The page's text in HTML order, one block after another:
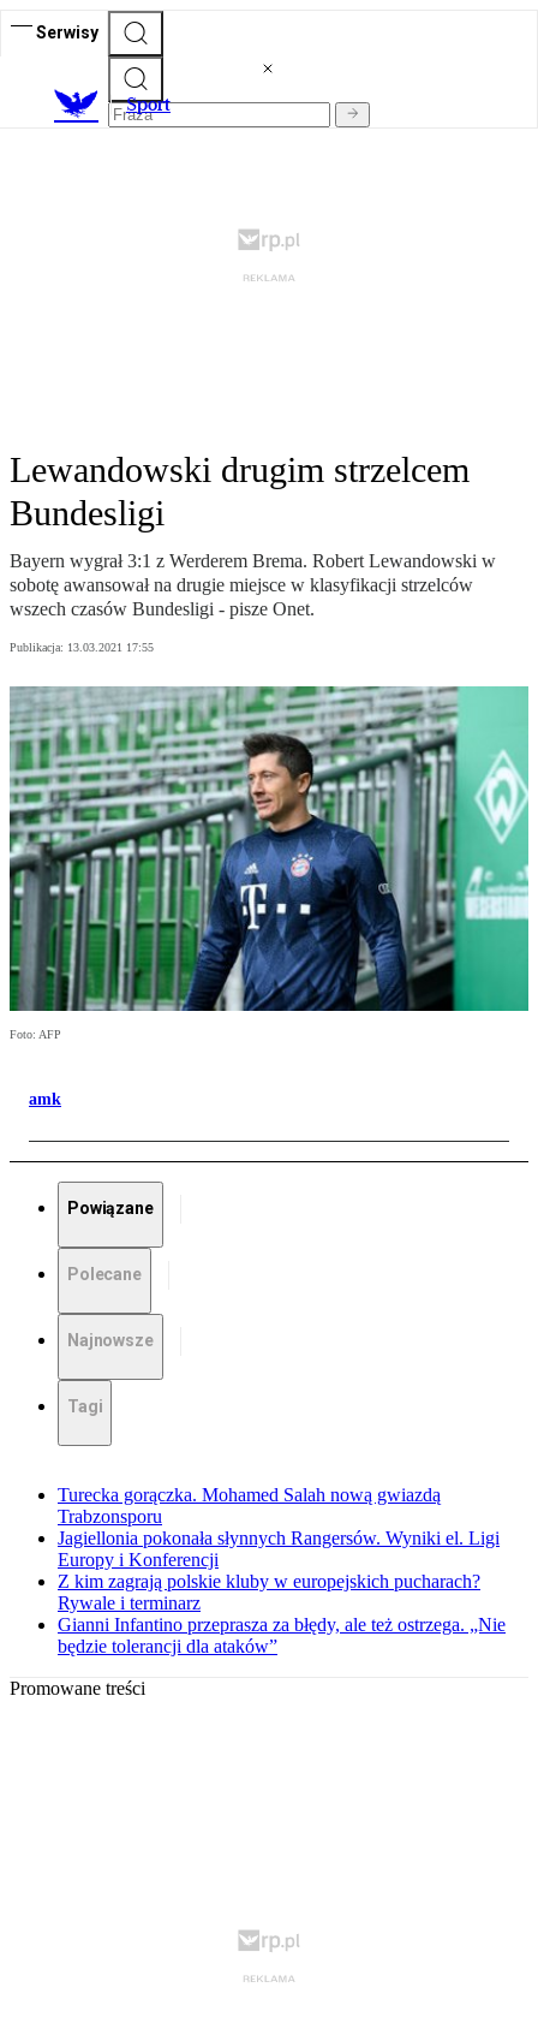
Serwisy
Sport
Lewandowski drugim strzelcem
Bundesligi
Bayern wygrał 3:1 z Werderem Brema. Robert Lewandowski w
sobotę awansował na drugie miejsce w klasyfikacji strzelców
wszech czasów Bundesligi - pisze Onet.
Publikacja: 13.03.2021 17:55
Foto: AFP
amk
Powiązane
Polecane
Najnowsze
Tagi
Turecka gorączka. Mohamed Salah nową gwiazdą
Trabzonsporu
Jagiellonia pokonała słynnych Rangersów. Wyniki el. Ligi
Europy i Konferencji
Z kim zagrają polskie kluby w europejskich pucharach?
Rywale i terminarz
Gianni Infantino przeprasza za błędy, ale też ostrzega. „Nie
będzie tolerancji dla ataków”
Promowane treści